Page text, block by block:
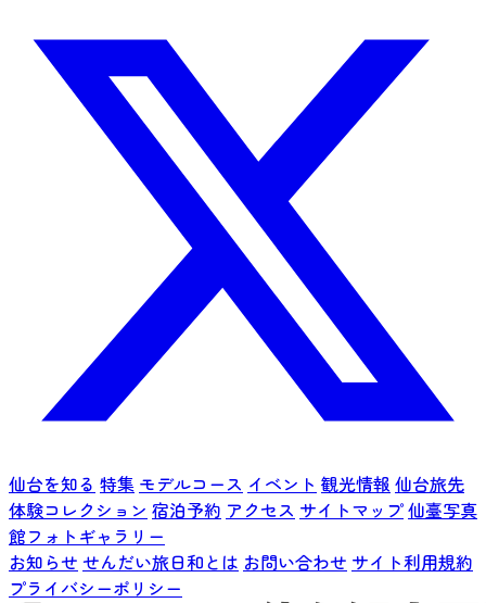
仙台を知る 特集 モデルコース イベント 観光情報 仙台旅先
体験コレクション 宿泊予約 アクセス サイトマップ仙臺写真
館フォトギャラリー
お知らせ せんだい旅日和とは お問い合わせ サイト利用規約
プライバシーポリシー